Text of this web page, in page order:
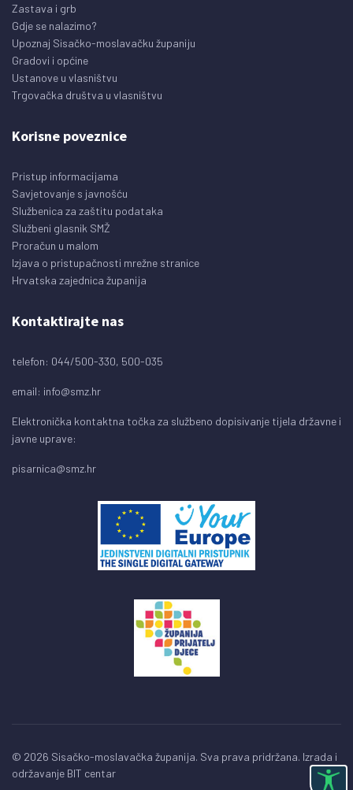
Zastava i grb
Gdje se nalazimo?
Upoznaj Sisačko-moslavačku županiju
Gradovi i općine
Ustanove u vlasništvu
Trgovačka društva u vlasništvu
Korisne poveznice
Pristup informacijama
Savjetovanje s javnošću
Službenica za zaštitu podataka
Službeni glasnik SMŽ
Proračun u malom
Izjava o pristupačnosti mrežne stranice
Hrvatska zajednica županija
Kontaktirajte nas
telefon: 044/500-330, 500-035
email: info@smz.hr
Elektronička kontaktna točka za službeno dopisivanje tijela državne i
javne uprave:
pisarnica@smz.hr
© 2026 Sisačko-moslavačka županija. Sva prava pridržana. Izrada i
održavanje BIT centar